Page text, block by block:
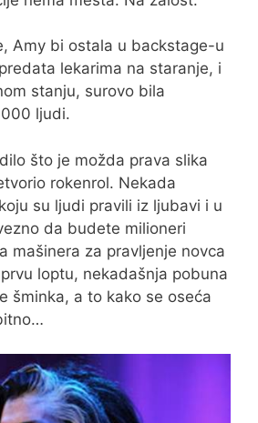
Amy bi ostala u backstage-u
lekarima na staranje, i
stanju, surovo bila
ljudi.
što je možda prava slika
rokenrol. Nekada
su ljudi pravili iz ljubavi i u
da budete milioneri
mašinera za pravljenje novca
loptu, nekadašnja pobuna
šminka, a to kako se oseća